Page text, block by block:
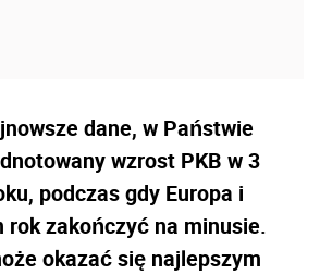
dane, w Państwie
wzrost PKB w 3
podczas gdy Europa i
rok zakończyć na minusie.
okazać się najlepszym